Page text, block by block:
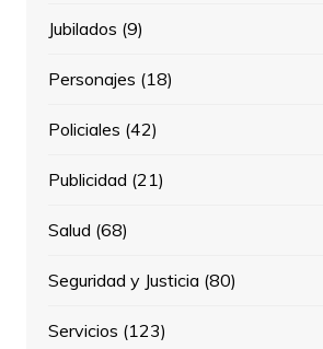
Jubilados (9)
Personajes (18)
Policiales (42)
Publicidad (21)
Salud (68)
Seguridad y Justicia (80)
Servicios (123)